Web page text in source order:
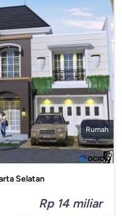
Rumah
Selatan
Rp 14 miliar